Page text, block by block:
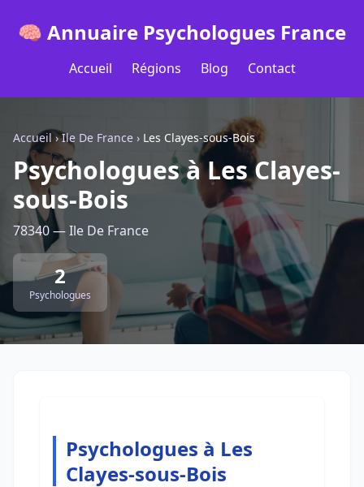
🧠 Annuaire Psychologues France
Accueil Régions Blog Contact
Accueil ›Ile De France › Les Clayes-sous-Bois
Psychologues à Les Clayes-
sous-Bois
78340 — Ile De France
2
Psychologues
Psychologues à Les
Clayes-sous-Bois